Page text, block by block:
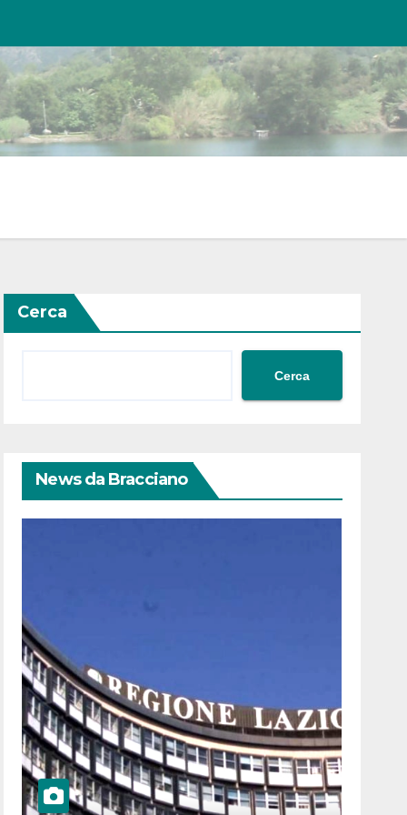
Cerca
Cerca
News da Bracciano